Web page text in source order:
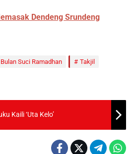
Dendeng Srundeng
Bulan Suci Ramadhan Takjil
Kaili ‘Uta Kelo’